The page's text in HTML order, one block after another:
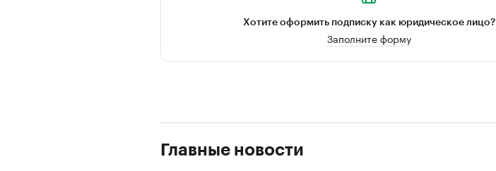
Хотите оформить подписку как юридическое лицо?
Заполните форму
Главные новости